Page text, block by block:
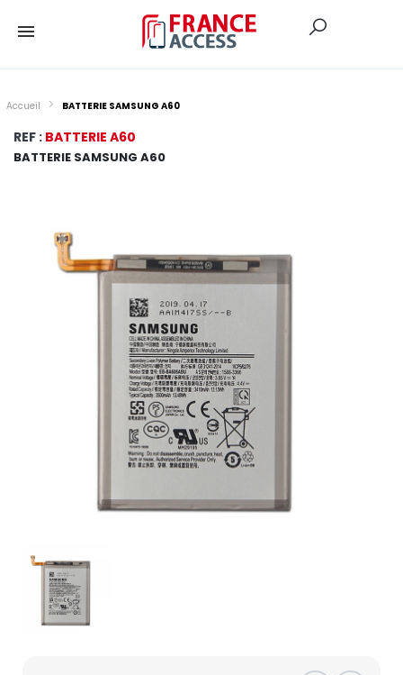
Accueil BATTERIE SAMSUNG A60
REF : BATTERIE A60
BATTERIE SAMSUNG A60